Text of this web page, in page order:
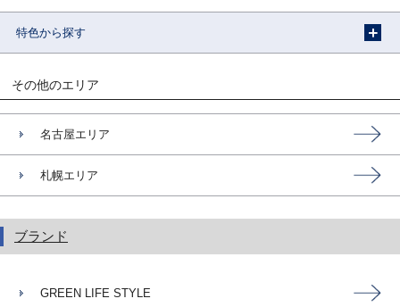
特色から探す
その他のエリア
名古屋エリア
札幌エリア
ブランド
GREEN LIFE STYLE